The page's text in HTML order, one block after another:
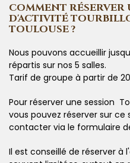
COMMENT RÉSERVER
D'ACTIVITÉ
TOULOUSE ?
Nous pouvons accueillir
répartis sur nos 5 salles.
Tarif de groupe à partir de
Pour réserver une session
vous pouvez réserver sur
contacter via le formulaire
Il est conseillé de réserver à